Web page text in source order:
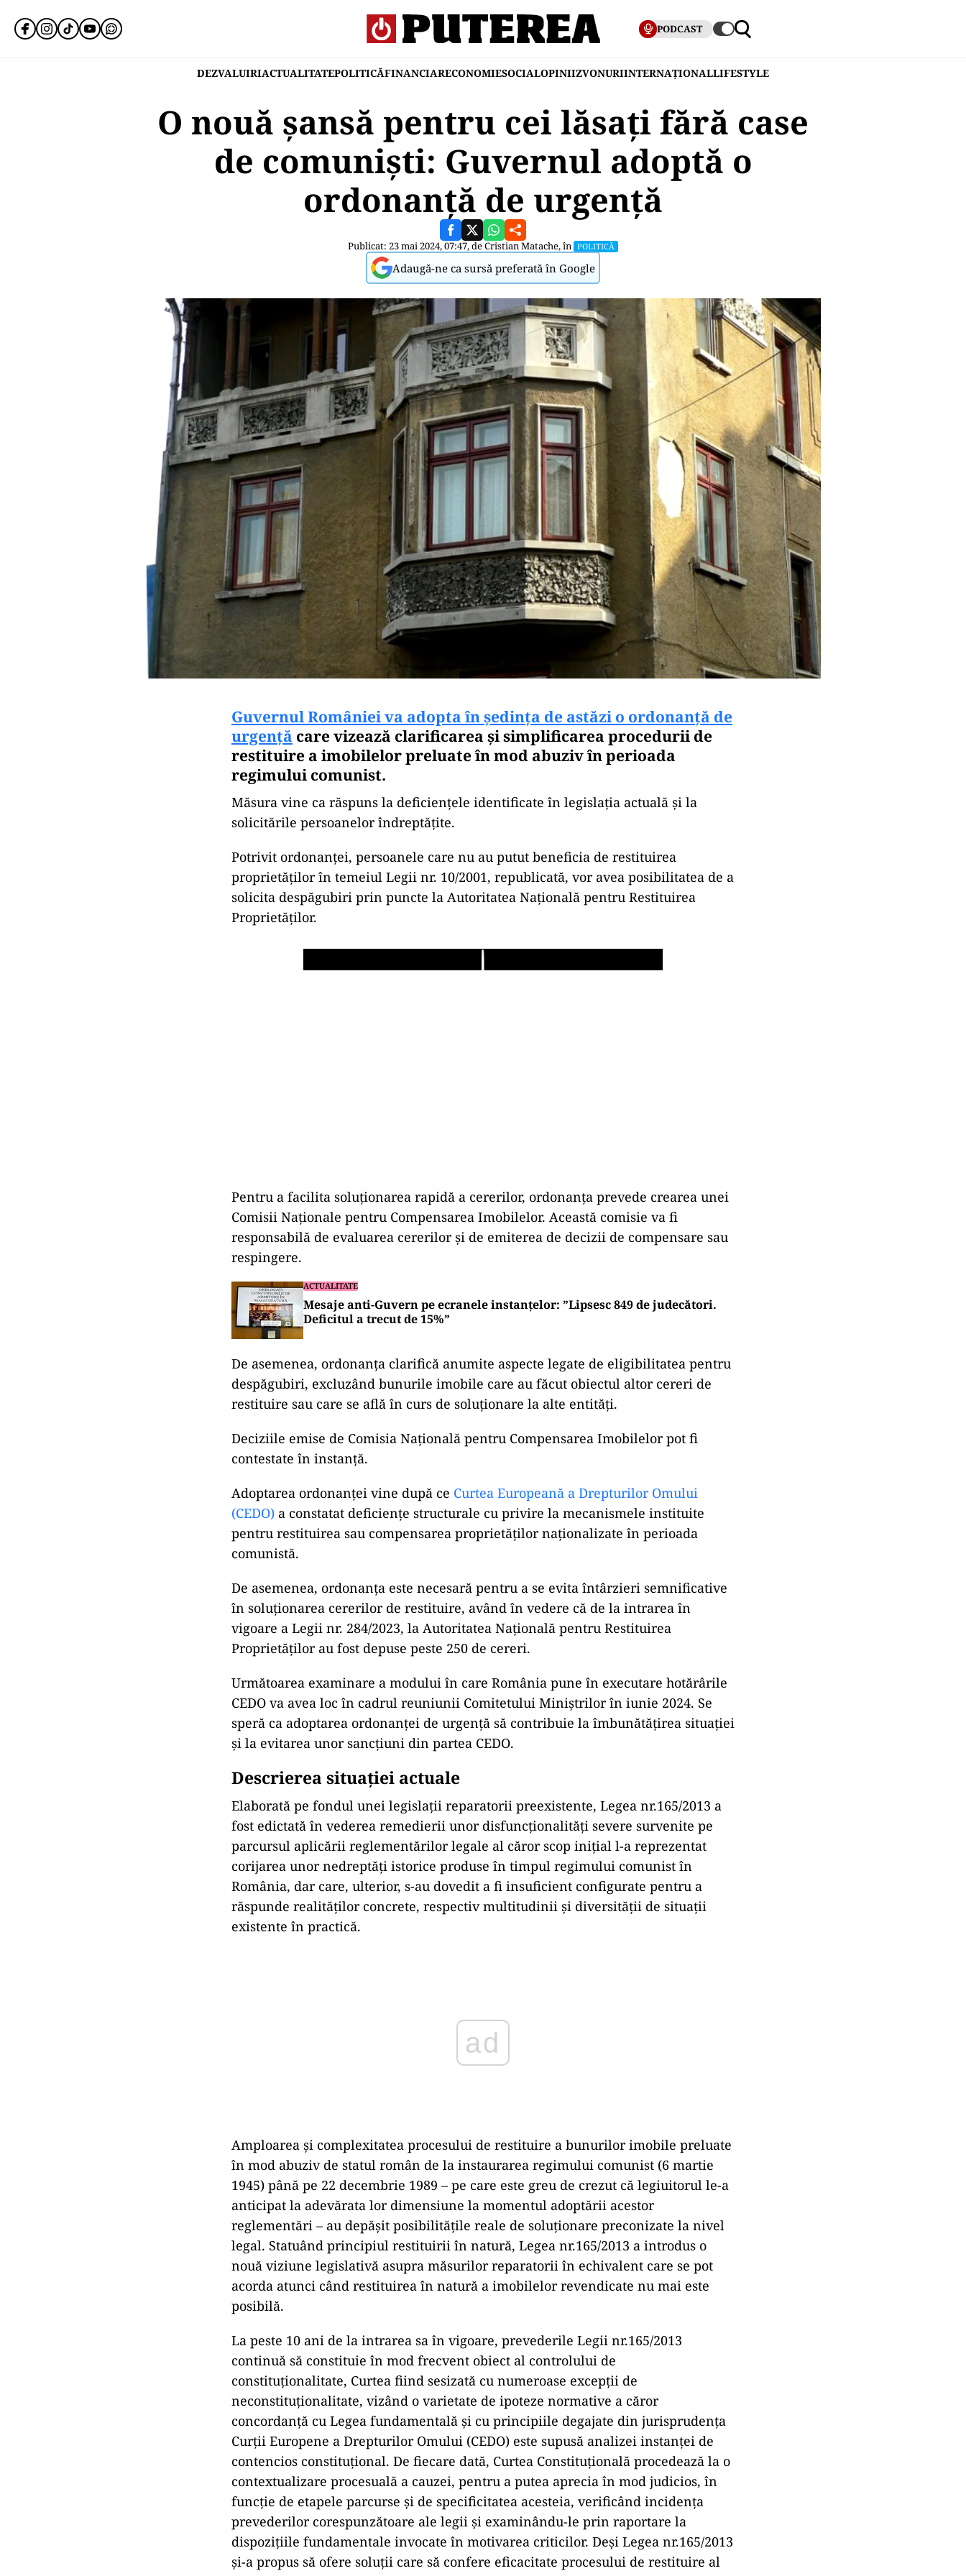
PODCAST
DEZVALUIRIACTUALITATEPOLITICĂFINANCIARECONOMIESOCIALOPINIIZVONURIINTERNAȚIONALLIFESTYLE
O nouă șansă pentru cei lăsați fără case
de comuniști: Guvernul adoptă o
ordonanță de urgență
Publicat: 23 mai 2024, 07:47, deCristian Matache, în POLITICĂ
Adaugă-ne ca sursă preferată în Google
Guvernul României va adopta în ședința de astăzi o ordonanță de
urgență care vizează clarificarea și simplificarea procedurii de
restituire a imobilelor preluate în mod abuziv în perioada
regimului comunist.
Măsura vine ca răspuns la deficiențele identificate în legislația actuală și la
solicitările persoanelor îndreptățite.
Potrivit ordonanței, persoanele care nu au putut beneficia de restituirea
proprietăților în temeiul Legii nr. 10/2001, republicată, vor avea posibilitatea de a
solicita despăgubiri prin puncte la Autoritatea Națională pentru Restituirea
Proprietăților.
Pentru a facilita soluționarea rapidă a cererilor, ordonanța prevede crearea unei
Comisii Naționale pentru Compensarea Imobilelor. Această comisie va fi
responsabilă de evaluarea cererilor și de emiterea de decizii de compensare sau
respingere.
ACTUALITATE
Mesaje anti-Guvern pe ecranele instanțelor: ”Lipsesc 849 de judecători.
Deficitul a trecut de 15%”
De asemenea, ordonanța clarifică anumite aspecte legate de eligibilitatea pentru
despăgubiri, excluzând bunurile imobile care au făcut obiectul altor cereri de
restituire sau care se află în curs de soluționare la alte entități.
Deciziile emise de Comisia Națională pentru Compensarea Imobilelor pot fi
contestate în instanță.
Adoptarea ordonanței vine după ce Curtea Europeană a Drepturilor Omului
(CEDO) a constatat deficiențe structurale cu privire la mecanismele instituite
pentru restituirea sau compensarea proprietăților naționalizate în perioada
comunistă.
De asemenea, ordonanța este necesară pentru a se evita întârzieri semnificative
în soluționarea cererilor de restituire, având în vedere că de la intrarea în
vigoare a Legii nr. 284/2023, la Autoritatea Națională pentru Restituirea
Proprietăților au fost depuse peste 250 de cereri.
Următoarea examinare a modului în care România pune în executare hotărârile
CEDO va avea loc în cadrul reuniunii Comitetului Miniștrilor în iunie 2024. Se
speră ca adoptarea ordonanței de urgență să contribuie la îmbunătățirea situației
și la evitarea unor sancțiuni din partea CEDO.
Descrierea situației actuale
Elaborată pe fondul unei legislații reparatorii preexistente, Legea nr.165/2013 a
fost edictată în vederea remedierii unor disfuncționalități severe survenite pe
parcursul aplicării reglementărilor legale al căror scop inițial l-a reprezentat
corijarea unor nedreptăți istorice produse în timpul regimului comunist în
România, dar care, ulterior, s-au dovedit a fi insuficient configurate pentru a
răspunde realităților concrete, respectiv multitudinii și diversității de situații
existente în practică.
ad
Amploarea și complexitatea procesului de restituire a bunurilor imobile preluate
în mod abuziv de statul român de la instaurarea regimului comunist (6 martie
1945) până pe 22 decembrie 1989 – pe care este greu de crezut că legiuitorul le-a
anticipat la adevărata lor dimensiune la momentul adoptării acestor
reglementări – au depășit posibilitățile reale de soluționare preconizate la nivel
legal. Statuând principiul restituirii în natură, Legea nr.165/2013 a introdus o
nouă viziune legislativă asupra măsurilor reparatorii în echivalent care se pot
acorda atunci când restituirea în natură a imobilelor revendicate nu mai este
posibilă.
La peste 10 ani de la intrarea sa în vigoare, prevederile Legii nr.165/2013
continuă să constituie în mod frecvent obiect al controlului de
constituționalitate, Curtea fiind sesizată cu numeroase excepții de
neconstituționalitate, vizând o varietate de ipoteze normative a căror
concordanță cu Legea fundamentală și cu principiile degajate din jurisprudența
Curții Europene a Drepturilor Omului (CEDO) este supusă analizei instanței de
contencios constituțional. De fiecare dată, Curtea Constituțională procedează la o
contextualizare procesuală a cauzei, pentru a putea aprecia în mod judicios, în
funcție de etapele parcurse și de specificitatea acesteia, verificând incidența
prevederilor corespunzătoare ale legii și examinându-le prin raportare la
dispozițiile fundamentale invocate în motivarea criticilor. Deși Legea nr.165/2013
și-a propus să ofere soluții care să confere eficacitate procesului de restituire al